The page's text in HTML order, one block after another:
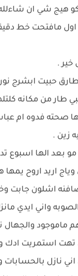
هيج شي ان
اول مافتحت خط
خير .
طارق حبيت ابشرج
طار من مكانه
صحته فدوه ام
زين .
بعد الها اسبوع
وياج اريد اروح
اشلون جابت
واني ايدي
والجهال
ادك وماكو صارت الساعه 3ونص
نازل